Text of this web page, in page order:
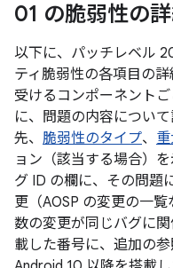
01 の脆弱性の
以下に、パッチレベル
ティ脆弱性の各項目の
受けるコンポーネント
に、問題の内容につい
先、 脆弱性のタイプ、
ョン（該当する場合）
グ ID の欄に、その問題
更（AOSP の変更の一
数の変更が同じバグに
載した番号に、追加の参